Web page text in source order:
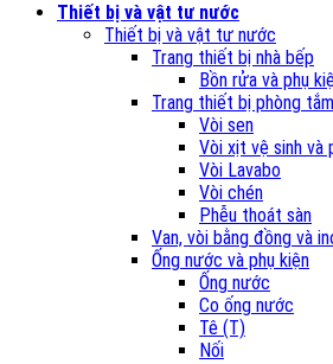
Thiết bị và vật tư nước
Thiết bị và vật tư nước
Trang thiết bị nhà bếp
Bồn rửa và phụ
Trang thiết bị phòng tắm
Vòi sen
Vòi xịt vệ sinh và
Vòi Lavabo
Vòi chén
Phễu thoát sàn
Van, vòi bằng đồng và
Ống nước và phụ kiện
Ống nước
Co ống nước
Tê (T)
Nối